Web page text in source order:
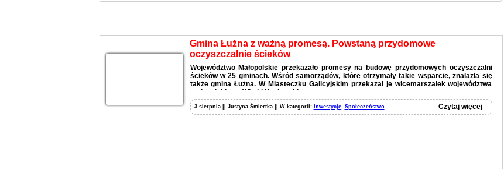
Gmina Łużna z ważną promesą. Powstaną przydomowe
oczyszczalnie ścieków
Województwo Małopolskie przekazało promesy na budowę przydomowych oczyszczalni
ścieków w 25 gminach. Wśród samorządów, które otrzymały takie wsparcie, znalazła się
także gmina Łużna. W Miasteczku Galicyjskim przekazał je wicemarszałek województwa
małopolskiego, Witold Kozłowski.
3 sierpnia || Justyna Śmiertka || W kategorii: Inwestycje, Społeczeństwo Czytaj więcej